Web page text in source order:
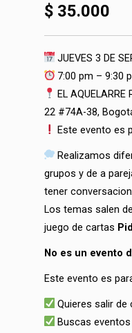
$ 35.000
JUEVES 3 DE
7:00 pm – 9:30
EL
22 #74A-38,
Este evento es
Realizamos
grupos y de a
tener
Los temas salen
juego de cartas
No es un evento
Este evento es
Quieres salir de
Buscas